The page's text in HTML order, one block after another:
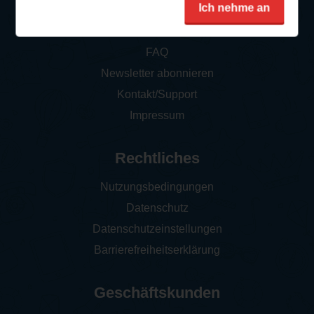
Ich nehme an
FAQ
Newsletter abonnieren
Kontakt/Support
Impressum
Rechtliches
Nutzungsbedingungen
Datenschutz
Datenschutzeinstellungen
Barrierefreiheitserklärung
Geschäftskunden